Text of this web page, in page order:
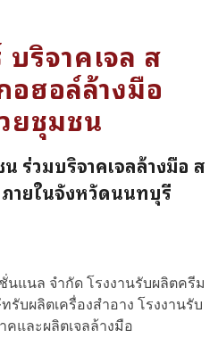
ริจาคเจล ส
อฮอล์ล้างมือ
ยชุมชน
ร่วมบริจาคเจลล้างมือ ส
ายในจังหวัดนนทบุรี
นแนล จำกัด โรงงานรับผลิตครีม
รับผลิตเครื่องสำอาง โรงงานรับ
คและผลิตเจลล้างมือ